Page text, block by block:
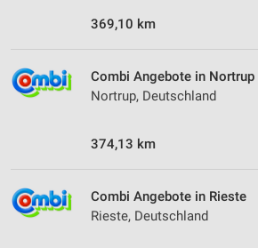
369,10 km
Combi Angebote in Nortrup
Nortrup, Deutschland
374,13 km
Combi Angebote in Rieste
Rieste, Deutschland